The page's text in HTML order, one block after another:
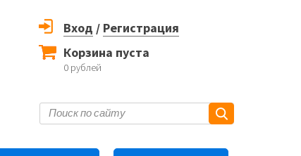
Вход / Регистрация
Корзина пуста
0 рублей